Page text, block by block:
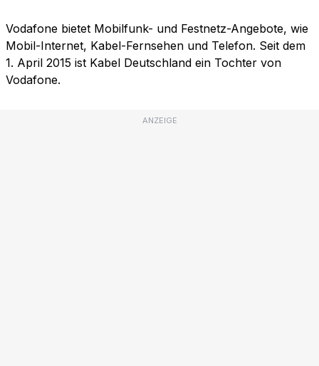
Vodafone bietet Mobilfunk- und Festnetz-Angebote, wie
Mobil-Internet, Kabel-Fernsehen und Telefon. Seit dem
1. April 2015 ist Kabel Deutschland ein Tochter von
Vodafone.
ANZEIGE